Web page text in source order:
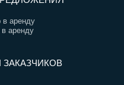
в аренду
в аренду